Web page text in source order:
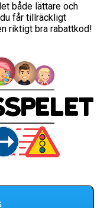
både lättare och
får tillräckligt
riktigt bra rabattkod!